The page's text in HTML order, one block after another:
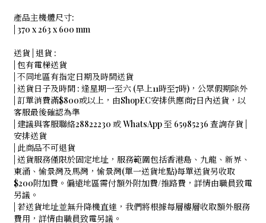
產品主機體尺寸:
| 370 x 263 x 600 mm
送貨 | 退貨 :
| 包有電梯送貨
| 不同地區有指定日期及時間送貨
| 送貨日子及時間 : 逢星期一至六 (早上11時至7時)，公眾假期除外
| 訂單消費滿$800或以上，由ShopEC安排供應商7日內送貨，以
客服最後確認為準
| 建議與客服聯絡28822230 或 WhatsApp 至 65985236 查詢存貨 |
安排送貨
| 此商品不可退貨
| 送貨服務僅限於固定地址，服務範圍包括香港島、九龍、新界、
東涌、愉景灣及馬灣，愉景灣(單一送貨地點)每單送貨另收取
$200附加費。偏遠地區需付額外附加費/推路費，詳情由職員致電
另議。
| 若送貨地址並無升降機直達，我們將根據每層樓層收取額外服務
費用，詳情由職員致電另議。